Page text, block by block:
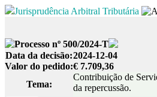
Jurisprudência Arbitral Tributária
Processo nº 500/2024-T
Data da decisão:2024-12-04
Valor do pedido:€ 7.709,36
Tema:
Contribuição de
da repercussão.